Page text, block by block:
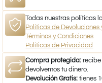
Todas nuestras políticas
Políticas de Devoluciones
Términos y Condiciones
Políticas de Privacidad
Compra protegida: recibe
devolvemos tu dinero.
Devolución Gratis: tienes